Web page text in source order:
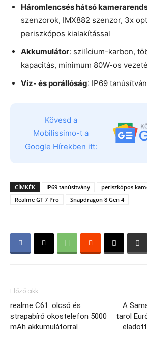
Háromlencsés hátsó
szenzorok, IMX882 szenzor, 3x
periszkópos kialakítással
Akkumulátor: szilícium-karbon,
kapacitás, minimum 80W-os
Víz- és porállóság: IP69
Kövesd a
Mobilissimo-t a
Google Hírekben itt:
CÍMKÉK IP69 tanúsítvány periszkópos
Realme GT 7 Pro
Snapdragon 8 Gen 4
Előző cikk
realme C61: olcsó és
strapabíró okostelefon 5000
mAh akkumulátorral
A
tarol